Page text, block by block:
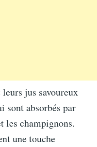
jus savoureux
sont absorbés par
les champignons.
une touche